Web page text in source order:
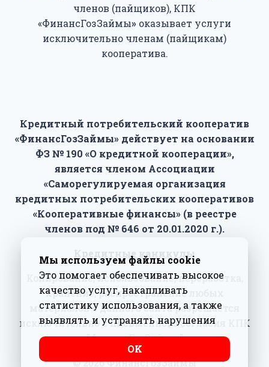
членов (пайщиков), КПК
«ФинансГозЗаймы» оказывает услуги
исключительно членам (пайщикам)
кооператива.
Кредитный потребительский кооператив
«ФинансГозЗаймы» действует на основании
ФЗ № 190 «О кредитной кооперации»,
является членом Ассоциации
«Саморегулируемая организация
кредитных потребительских кооперативов
«Кооперативные финансы» (в реестре
членов под № 646 от 20.01.2020 г.).
Кредитные каникулы
Копирование, использование, переработка,
хранение, распространение любых
материалов с данного сайта разрешается
исключительно с письменного согласия КПК
"ФинансГозЗаймы"
© 2026 ФинансГозЗаймы
Мы используем файлы cookie
Это помогает обеспечивать высокое
качество услуг, накапливать
статистику использования, а также
выявлять и устранять нарушения
ΟΚ